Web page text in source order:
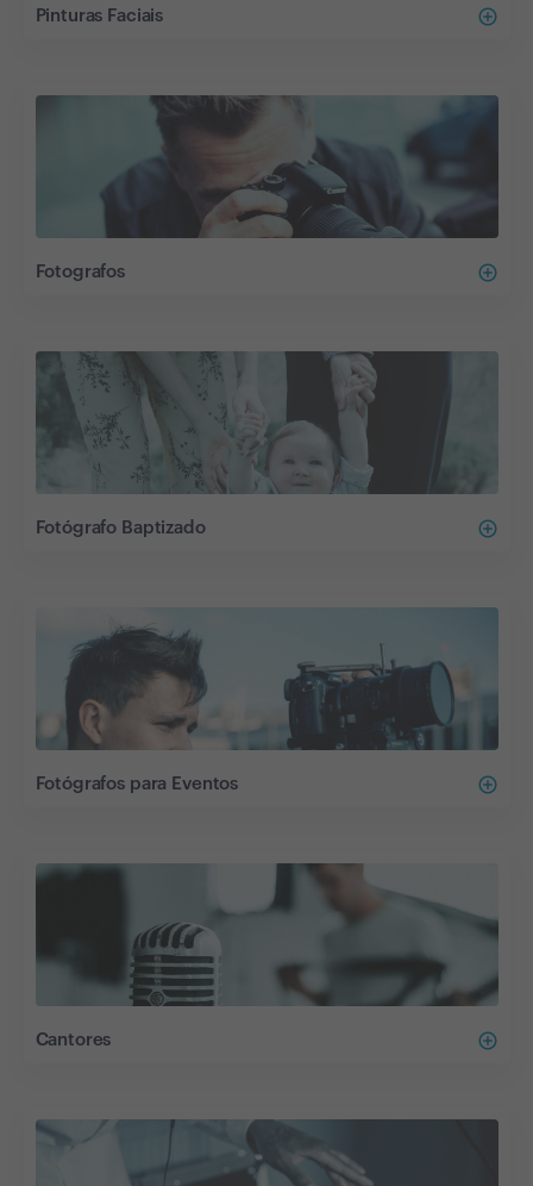
Pinturas Faciais add_circle_outline
Fotografos add_circle_outline
Fotógrafo Baptizado add_circle_outline
Fotógrafos para Eventos add_circle_outline
Cantores add_circle_outline